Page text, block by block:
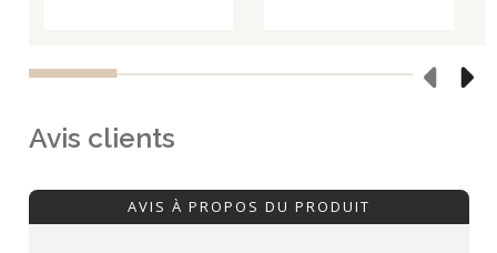
Avis clients
AVIS À PROPOS DU PRODUIT